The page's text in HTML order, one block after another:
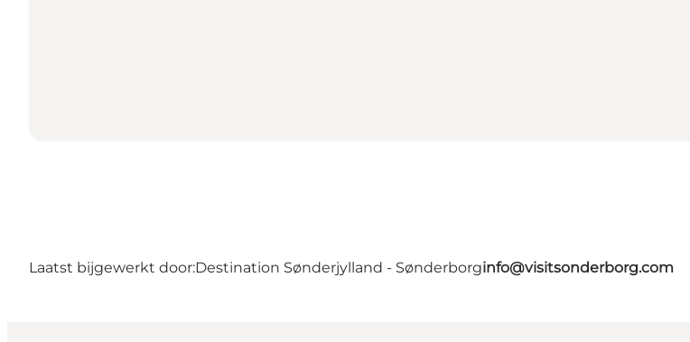
Laatst bijgewerkt door:Destination Sønderjylland - Sønderborginfo@visitsonderborg.com